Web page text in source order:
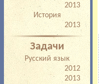
2013
История
2013
Задачи
Русский язык
2012
2013